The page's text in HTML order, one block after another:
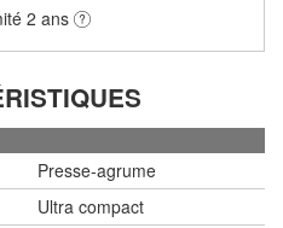
2 ans
Presse-agrume
Ultra compact